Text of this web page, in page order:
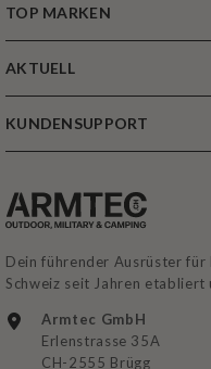
TOP MARKEN
AKTUELL
KUNDENSUPPORT
Dein führender Ausrüster
Schweiz seit Jahren
Armtec GmbH
Erlenstrasse 35A
CH-2555 Brügg